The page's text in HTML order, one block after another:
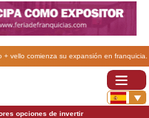
vello comienza su expansión en franquicia.
opciones de invertir